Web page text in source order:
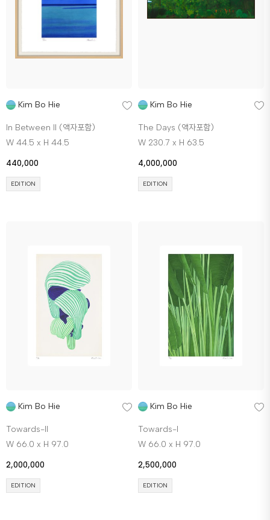
Kim Bo Hie
In Between II (액자포함)
W 44.5 x H 44.5
440,000
EDITION
Kim Bo Hie
The Days (액자포함)
W 230.7 x H 63.5
4,000,000
EDITION
Kim Bo Hie
Towards-II
W 66.0 x H 97.0
2,000,000
EDITION
Kim Bo Hie
Towards-I
W 66.0 x H 97.0
2,500,000
EDITION